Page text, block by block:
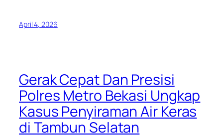
April 4, 2026
Gerak Cepat Dan Presisi
Polres Metro Bekasi Ungkap
Kasus Penyiraman Air Keras
di Tambun Selatan